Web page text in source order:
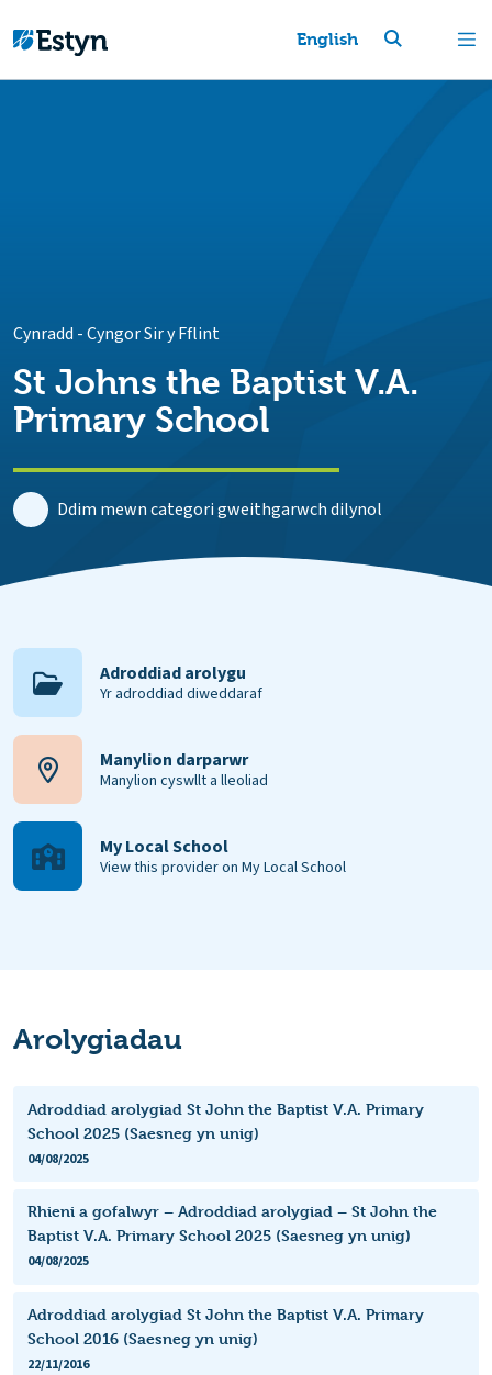
English
Cynradd -Cyngor Sir y Fflint
St Johns the Baptist V.A.
Primary School
Ddim mewn categori gweithgarwch dilynol
Adroddiad arolygu
Yr adroddiad diweddaraf
Manylion darparwr
Manylion cyswllt a lleoliad
My Local School
View this provider on My Local School
Arolygiadau
Adroddiad arolygiad St John the Baptist V.A. Primary
School 2025 (Saesneg yn unig)
04/08/2025
Rhieni a gofalwyr – Adroddiad arolygiad – St John the
Baptist V.A. Primary School 2025 (Saesneg yn unig)
04/08/2025
Adroddiad arolygiad St John the Baptist V.A. Primary
School 2016 (Saesneg yn unig)
22/11/2016